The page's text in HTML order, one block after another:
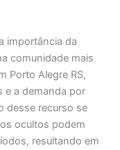
importância da
comunidade mais
Porto Alegre RS,
e a demanda por
desse recurso se
ocultos podem
resultando em